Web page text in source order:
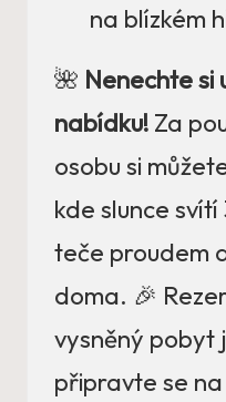
na blízkém
🌺 Nenechte si
nabídku! Za
osobu si
kde slunce
teče proudem
doma. 🎉
vysněný pobyt
připravte se